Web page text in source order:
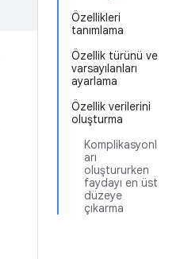
Özellikleri
tanımlama
Özellik türünü ve
varsayılanları
ayarlama
Özellik verilerini
oluşturma
Komplikasyonl
arı
oluştururken
faydayı en üst
düzeye
çıkarma